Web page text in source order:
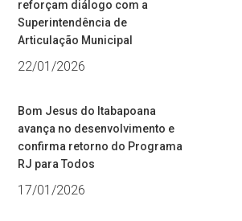
reforçam diálogo com a
Superintendência de
Articulação Municipal
22/01/2026
Bom Jesus do Itabapoana
avança no desenvolvimento e
confirma retorno do Programa
RJ para Todos
17/01/2026